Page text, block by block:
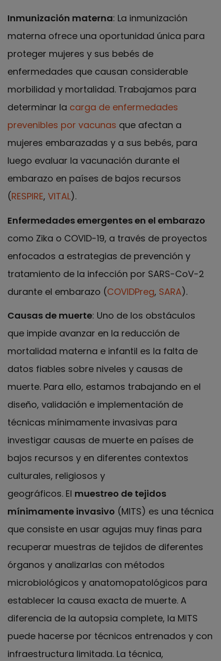
Inmunización materna: La inmunización
materna ofrece una oportunidad única para
proteger mujeres y sus bebés de
enfermedades que causan considerable
morbilidad y mortalidad. Trabajamos para
determinar la carga de enfermedades
prevenibles por vacunas que afectan a
mujeres embarazadas y a sus bebés, para
luego evaluar la vacunación durante el
embarazo en países de bajos recursos
(RESPIRE, VITAL).
Enfermedades emergentes en el embarazo
como Zika o COVID-19, a través de proyectos
enfocados a estrategias de prevención y
tratamiento de la infección por SARS-CoV-2
durante el embarazo (COVIDPreg, SARA).
Causas de muerte: Uno de los obstáculos
que impide avanzar en la reducción de
mortalidad materna e infantil es la falta de
datos fiables sobre niveles y causas de
muerte. Para ello, estamos trabajando en el
diseño, validación e implementación de
técnicas mínimamente invasivas para
investigar causas de muerte en países de
bajos recursos y en diferentes contextos
culturales, religiosos y
geográficos. El muestreo de tejidos
mínimamente invasivo (MITS) es una técnica
que consiste en usar agujas muy finas para
recuperar muestras de tejidos de diferentes
órganos y analizarlas con métodos
microbiológicos y anatomopatológicos para
establecer la causa exacta de muerte. A
diferencia de la autopsia complete, la MITS
puede hacerse por técnicos entrenados y con
infraestructura limitada. La técnica,